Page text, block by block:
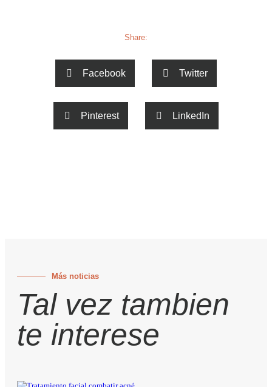
Share:
Facebook Twitter
Pinterest LinkedIn
Más noticias
Tal vez tambien
te interese